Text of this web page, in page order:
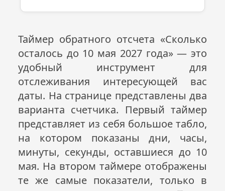
Таймер обратного отсчета «Сколько
осталось до 10 мая 2027года» — это
удобный инструмент для
отслеживания интересующей вас
даты. На странице представлены два
варианта счетчика. Первый таймер
представляет из себя большое табло,
на котором показаны дни, часы,
минуты, секунды, оставшиеся до 10
мая. На втором таймере отображены
те же самые показатели, только в